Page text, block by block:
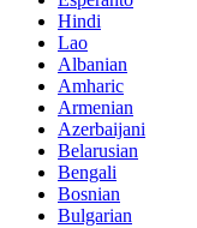
Hindi
Lao
Albanian
Amharic
Armenian
Azerbaijani
Belarusian
Bengali
Bosnian
Bulgarian